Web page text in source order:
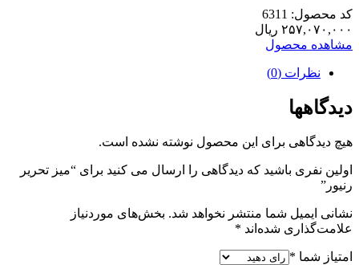
کد محصول: 6311
۲۵۷,۰۷۰,۰۰۰ ریال
مشاهده محصول
نظرات (0)
دیدگاهها
هیچ دیدگاهی برای این محصول نوشته نشده است.
اولین نفری باشید که دیدگاهی را ارسال می کنید برای “میز تحریر
رنیور”
نشانی ایمیل شما منتشر نخواهد شد. بخش‌های موردنیاز
علامت‌گذاری شده‌اند *
امتیاز شما *